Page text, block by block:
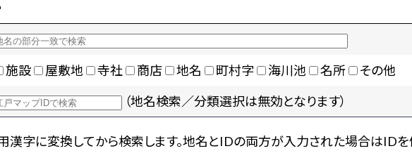
施設 屋敷地 寺社 商店 地名 町村字 海川池 名所
その他
（地名検索／分類選択は無効となります）
漢字に変換してから検索します。地名とIDの両方が入力された場合はIDを